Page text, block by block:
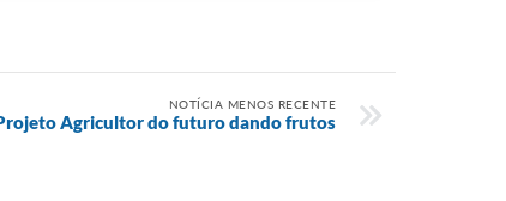
NOTÍCIA MENOS RECENTE
Agricultor do futuro dando frutos